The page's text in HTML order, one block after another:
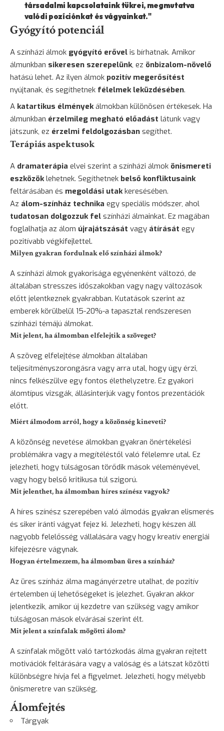
társadalmi kapcsolataink tükrei, megmutatva
valódi pozíciónkat és vágyainkat."
Gyógyító potenciál
A színházi álmok gyógyító erővel is bírhatnak. Amikor
álmunkban sikeresen szerepelünk, ez önbizalom-növelő
hatású lehet. Az ilyen álmok pozitív megerősítést
nyújtanak, és segíthetnek félelmek leküzdésében.
A katartikus élményekálmokban különösen értékesek. Ha
álmunkban érzelmileg megható előadást látunk vagy
játszunk, ez érzelmi feldolgozásban segíthet.
Terápiás aspektusok
A dramaterápia elvei szerint a színházi álmok önismereti
eszközöklehetnek. Segíthetnek belső konfliktusaink
feltárásában és megoldási utakkeresésében.
Az álom-színház technika egy speciális módszer, ahol
tudatosan dolgozzuk fel színházi álmainkat. Ez magában
foglalhatja az álom újrajátszását vagy átírását egy
pozitívabb végkifejlettel.
Milyen gyakran fordulnak elő színházi álmok?
A színházi álmok gyakorisága egyénenként változó, de
általában stresszes időszakokban vagy nagy változások
előtt jelentkeznek gyakrabban. Kutatások szerint az
emberek körülbelül 15-20%-a tapasztal rendszeresen
színházi témájú álmokat.
Mit jelent, ha álmomban elfelejtik a szöveget?
A szöveg elfelejtése álmokban általában
teljesítményszorongásra vagy arra utal, hogy úgy érzi,
nincs felkészülve egy fontos élethelyzetre. Ez gyakori
álomtípus vizsgák, állásinterjúk vagy fontos prezentációk
előtt.
Miért álmodom arról, hogy a közönség kineveti?
A közönség nevetése álmokban gyakran önértékelési
problémákra vagy a megítéléstől való félelemre utal. Ez
jelezheti, hogy túlságosan törődik mások véleményével,
vagy hogy belső kritikusa túl szigorú.
Mit jelenthet, ha álmomban híres színész vagyok?
A híres színész szerepében való álmodás gyakran elismerés
és siker iránti vágyat fejez ki. Jelezheti, hogy készen áll
nagyobb felelősség vállalására vagy hogy kreatív energiái
kifejezésre vágynak.
Hogyan értelmezzem, ha álmomban üres a színház?
Az üres színház álma magányérzetre utalhat, de pozitív
értelemben új lehetőségeket is jelezhet. Gyakran akkor
jelentkezik, amikor új kezdetre van szükség vagy amikor
túlságosan mások elvárásai szerint élt.
Mit jelent a színfalak mögötti álom?
A színfalak mögött való tartózkodás álma gyakran rejtett
motivációk feltárására vagy a valóság és a látszat közötti
különbségre hívja fel a figyelmet. Jelezheti, hogy mélyebb
önismeretre van szükség.
Álomfejtés
Tárgyak